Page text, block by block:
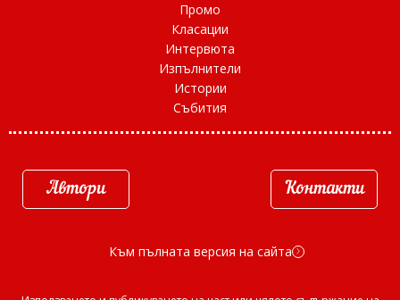
Промо
Класации
Интервюта
Изпълнители
Истории
Събития
Автори Контакти
Към пълната версия на сайта d